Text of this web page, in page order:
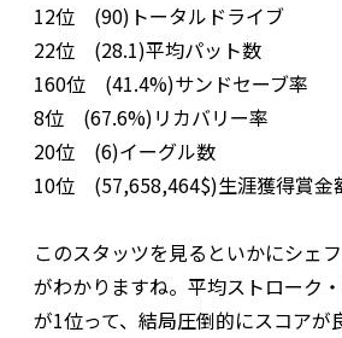
12位 (90)トータルドライブ
22位 (28.1)平均パット数
160位 (41.4%)サンドセーブ率
8位 (67.6%)リカバリー率
20位 (6)イーグル数
10位 (57,658,464$)生涯獲得賞金
このスタッツを見るといかにシェ
がわかりますね。平均ストローク
が1位って、結局圧倒的にスコアが